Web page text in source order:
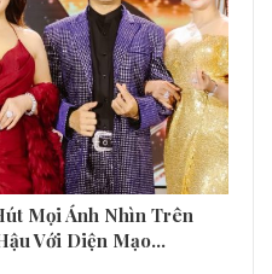
Mọi Ánh Nhìn Trên
Với Diện Mạo…